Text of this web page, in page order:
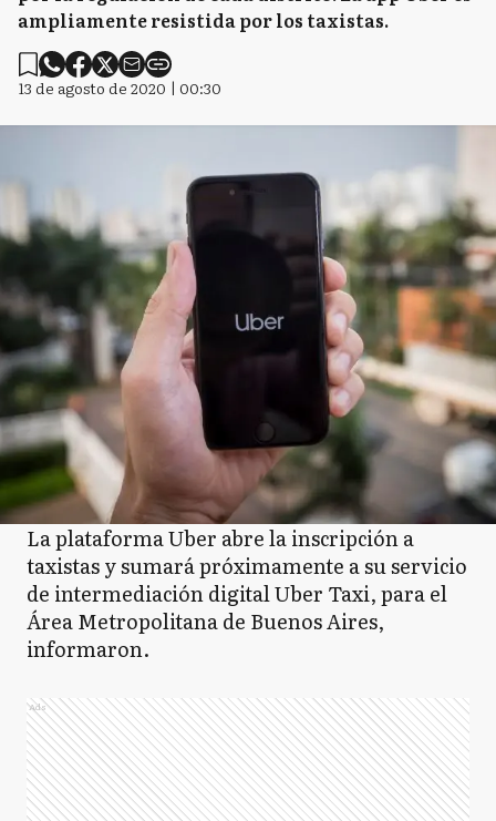
ampliamente resistida por los taxistas.
13 de agosto de 2020 | 00:30
La plataforma Uber abre la inscripción a
taxistas y sumará próximamente a su servicio
de intermediación digital Uber Taxi, para el
Área Metropolitana de Buenos Aires,
informaron.
Ads